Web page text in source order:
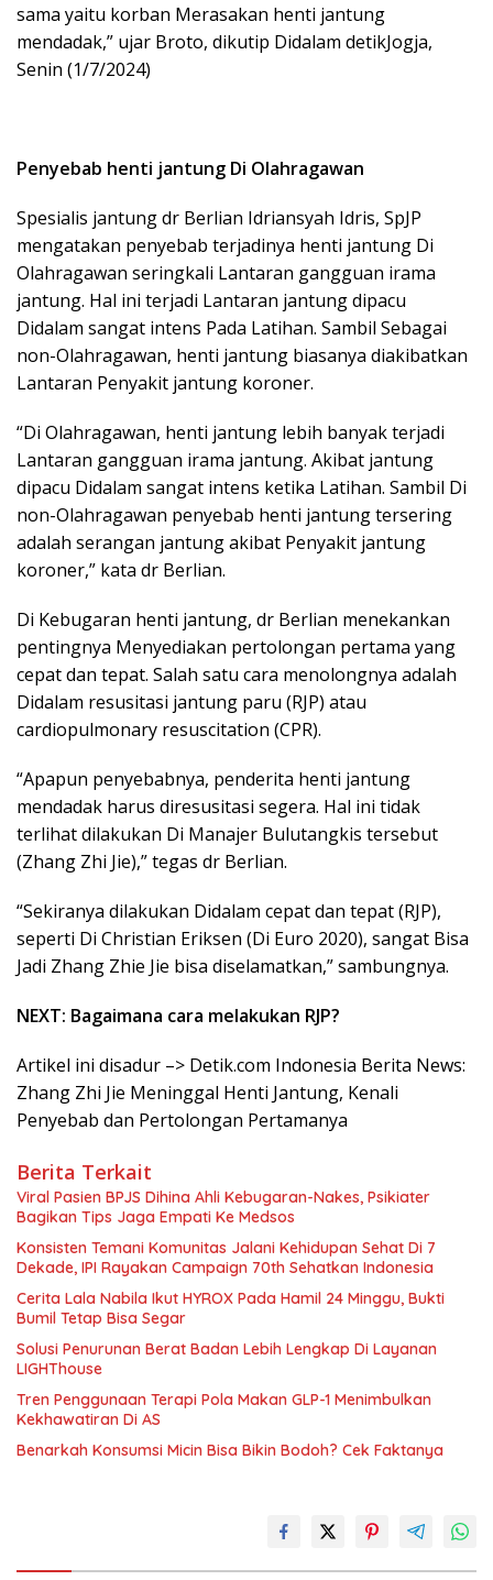
sama yaitu korban Merasakan henti jantung
mendadak,” ujar Broto, dikutip Didalam detikJogja,
Senin (1/7/2024)
Penyebab henti jantung Di Olahragawan
Spesialis jantung dr Berlian Idriansyah Idris, SpJP
mengatakan penyebab terjadinya henti jantung Di
Olahragawan seringkali Lantaran gangguan irama
jantung. Hal ini terjadi Lantaran jantung dipacu
Didalam sangat intens Pada Latihan. Sambil Sebagai
non-Olahragawan, henti jantung biasanya diakibatkan
Lantaran Penyakit jantung koroner.
“Di Olahragawan, henti jantung lebih banyak terjadi
Lantaran gangguan irama jantung. Akibat jantung
dipacu Didalam sangat intens ketika Latihan. Sambil Di
non-Olahragawan penyebab henti jantung tersering
adalah serangan jantung akibat Penyakit jantung
koroner,” kata dr Berlian.
Di Kebugaran henti jantung, dr Berlian menekankan
pentingnya Menyediakan pertolongan pertama yang
cepat dan tepat. Salah satu cara menolongnya adalah
Didalam resusitasi jantung paru (RJP) atau
cardiopulmonary resuscitation (CPR).
“Apapun penyebabnya, penderita henti jantung
mendadak harus diresusitasi segera. Hal ini tidak
terlihat dilakukan Di Manajer Bulutangkis tersebut
(Zhang Zhi Jie),” tegas dr Berlian.
“Sekiranya dilakukan Didalam cepat dan tepat (RJP),
seperti Di Christian Eriksen (Di Euro 2020), sangat Bisa
Jadi Zhang Zhie Jie bisa diselamatkan,” sambungnya.
NEXT: Bagaimana cara melakukan RJP?
Artikel ini disadur –> Detik.com Indonesia Berita News:
Zhang Zhi Jie Meninggal Henti Jantung, Kenali
Penyebab dan Pertolongan Pertamanya
Berita Terkait
Viral Pasien BPJS Dihina Ahli Kebugaran-Nakes, Psikiater
Bagikan Tips Jaga Empati Ke Medsos
Konsisten Temani Komunitas Jalani Kehidupan Sehat Di 7
Dekade, IPI Rayakan Campaign 70th Sehatkan Indonesia
Cerita Lala Nabila Ikut HYROX Pada Hamil 24 Minggu, Bukti
Bumil Tetap Bisa Segar
Solusi Penurunan Berat Badan Lebih Lengkap Di Layanan
LIGHThouse
Tren Penggunaan Terapi Pola Makan GLP-1 Menimbulkan
Kekhawatiran Di AS
Benarkah Konsumsi Micin Bisa Bikin Bodoh? Cek Faktanya